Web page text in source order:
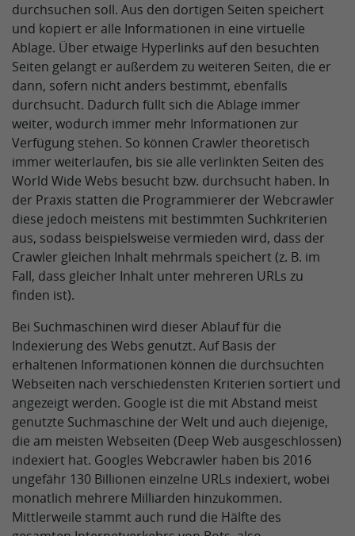
durchsuchen soll. Aus den dortigen Seiten speichert
und kopiert er alle Informationen in eine virtuelle
Ablage. Über etwaige Hyperlinks auf den besuchten
Seiten gelangt er außerdem zu weiteren Seiten, die er
dann, sofern nicht anders bestimmt, ebenfalls
durchsucht. Dadurch füllt sich die Ablage immer
weiter, wodurch immer mehr Informationen zur
Verfügung stehen. So können Crawler theoretisch
immer weiterlaufen, bis sie alle verlinkten Seiten des
World Wide Webs besucht bzw. durchsucht haben. In
der Praxis statten die Programmierer der Webcrawler
diese jedoch meistens mit bestimmten Suchkriterien
aus, sodass beispielsweise vermieden wird, dass der
Crawler gleichen Inhalt mehrmals speichert (z. B. im
Fall, dass gleicher Inhalt unter mehreren URLs zu
finden ist).
Bei Suchmaschinen wird dieser Ablauf für die
Indexierung des Webs genutzt. Auf Basis der
erhaltenen Informationen können die durchsuchten
Webseiten nach verschiedensten Kriterien sortiert und
angezeigt werden. Google ist die mit Abstand meist
genutzte Suchmaschine der Welt und auch diejenige,
die am meisten Webseiten (Deep Web ausgeschlossen)
indexiert hat. Googles Webcrawler haben bis 2016
ungefähr 130 Billionen einzelne URLs indexiert, wobei
monatlich mehrere Milliarden hinzukommen.
Mittlerweile stammt auch rund die Hälfte des